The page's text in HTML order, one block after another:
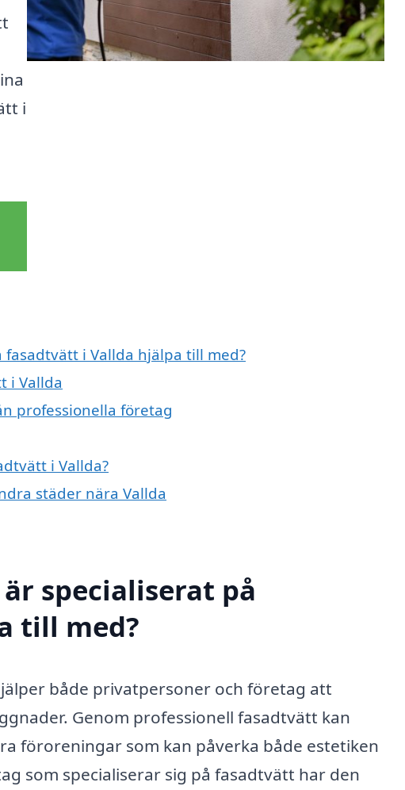
i
i Vallda hjälpa till med?
i Vallda
professionella företag
i Vallda?
städer nära Vallda
specialiserat på
till med?
både privatpersoner och företag att
Genom professionell fasadtvätt kan
föroreningar som kan påverka både estetiken
som specialiserar sig på fasadtvätt har den